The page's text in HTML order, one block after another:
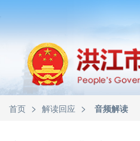
首页 > 解读回应 > 音频解读